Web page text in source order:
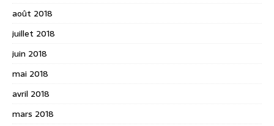
août 2018
juillet 2018
juin 2018
mai 2018
avril 2018
mars 2018